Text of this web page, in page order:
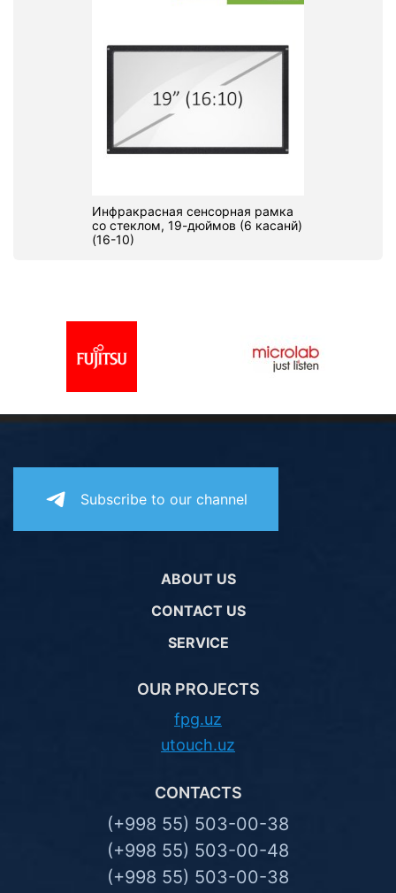
Инфракрасная сенсорная рамка
со стеклом, 19-дюймов (6 касанй)
(16-10)
Subscribe to our channel
ABOUT US
CONTACT US
SERVICE
OUR PROJECTS
fpg.uz
utouch.uz
CONTACTS
(+998 55) 503-00-38
(+998 55) 503-00-48
(+998 55) 503-00-38